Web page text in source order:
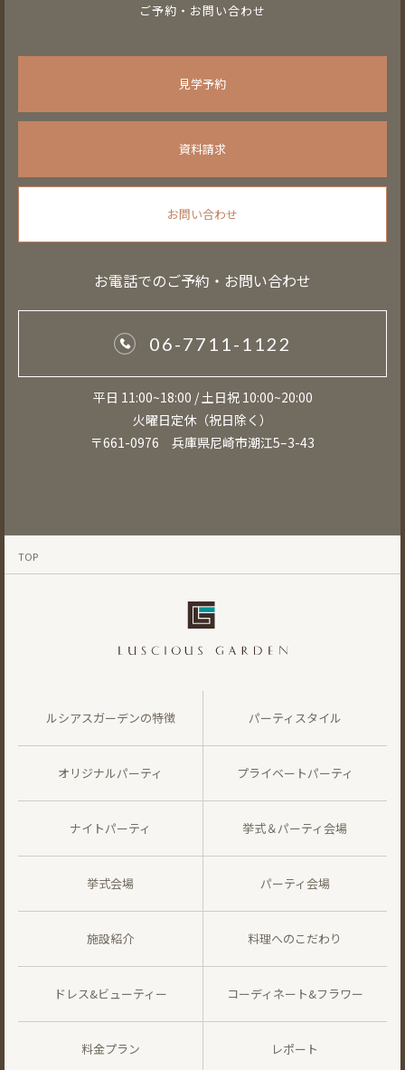
ご予約・お問い合わせ
見学予約
資料請求
お問い合わせ
お電話でのご予約・お問い合わせ
06-7711-1122
平日 11:00~18:00 / 土日祝 10:00~20:00
火曜日定休（祝日除く）
〒661-0976 兵庫県尼崎市潮江5–3-43
TOP
ルシアスガーデンの特徴 パーティスタイル
オリジナルパーティ プライベートパーティ
ナイトパーティ 挙式＆パーティ会場
挙式会場 パーティ会場
施設紹介 料理へのこだわり
ドレス&ビューティー コーディネート&フラワー
料金プラン レポート